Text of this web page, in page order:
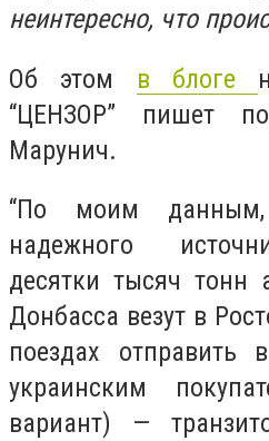
неинтересно, что
Об этом в блоге
“ЦЕНЗОР” пишет
Марунич.
“По моим
надежного
десятки тысяч тонн
Донбасса везут в
поездах
украинским
вариант) —